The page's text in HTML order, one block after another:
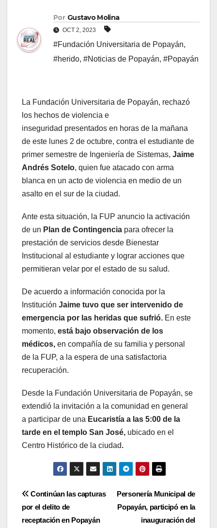
Por Gustavo Molina
OCT 2, 2023
#Fundación Universitaria de Popayán,
#herido, #Noticias de Popayán, #Popayán
La Fundación Universitaria de Popayán, rechazó
los hechos de violencia e
inseguridad presentados en horas de la mañana
de este lunes 2 de octubre, contra el estudiante de
primer semestre de Ingeniería de Sistemas, Jaime
Andrés Sotelo, quien fue atacado con arma
blanca en un acto de violencia en medio de un
asalto en el sur de la ciudad.
Ante esta situación, la FUP anuncio la activación
de un Plan de Contingencia para ofrecer la
prestación de servicios desde Bienestar
Institucional al estudiante y lograr acciones que
permitieran velar por el estado de su salud.
De acuerdo a información conocida por la
Institución Jaime tuvo que ser intervenido de
emergencia por las heridas que sufrió. En este
momento, está bajo observación de los
médicos, en compañía de su familia y personal
de la FUP, a la espera de una satisfactoria
recuperación.
Desde la Fundación Universitaria de Popayán, se
extendió la invitación a la comunidad en general
a participar de una Eucaristía a las 5:00 de la
tarde en el templo San José, ubicado en el
Centro Histórico de la ciudad.
Navegación
de
Personería Municipal de
Popayán, participó en la
inauguración del
Continúan las capturas
por el delito de
receptación en Popayán